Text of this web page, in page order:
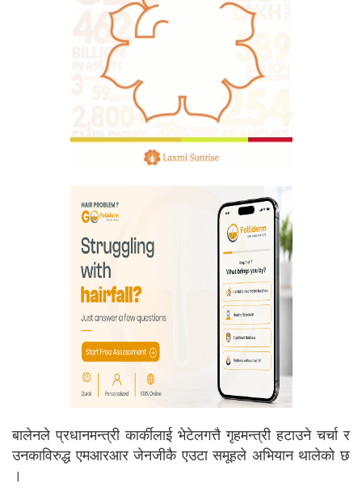
बालेनले प्रधानमन्त्री कार्कीलाई भेटेलगत्तै गृहमन्त्री हटाउने चर्चा र
उनकाविरुद्ध एमआरआर जेनजीकै एउटा समूहले अभियान थालेको छ
।